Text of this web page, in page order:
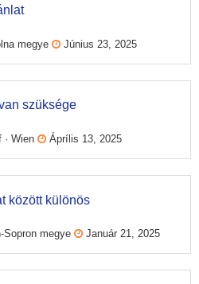
megye Június 23, 2025
szüksége
Wien Áprílis 13, 2025
között különös
Sopron megye Január 21, 2025